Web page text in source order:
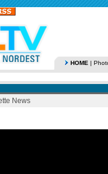
HOME |
News